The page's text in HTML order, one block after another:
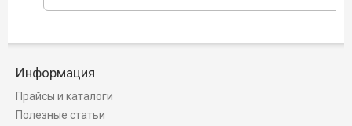
Информация
Прайсы и каталоги
Полезные статьи